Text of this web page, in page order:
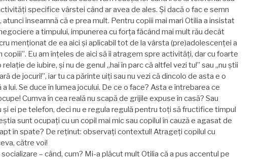
specifice vârstei când ar avea de ales. Şi dacă o fac e semn
atunci înseamnă că e prea mult. Pentru copiii mai mari Otilia a insistat
a timpului, impunerea cu forța făcând mai mult rău decât
menționat de ea aici şi aplicabil tot de la vârsta (pre)adolescenței a
copiii”. Eu am înțeles de aici să îi atragem spre activități, dar cu foarte
de iubire, şi nu de genul „hai în parc că altfel vezi tu!” sau „nu ştii
de jocuri!”, iar tu ca părinte uiți sau nu vezi că dincolo de asta e o
lui. Se duce în lumea jocului. De ce o face? Asta e întrebarea ce
Cumva în cea reală nu scapă de grijile expuse în casă? Sau
ei pe telefon, deci nu e regula regulă pentru toți să fructifice timpul
sunt ocupați cu un copil mai mic sau copilul în cauză e agasat de
în spate? De reținut: observați contextul! Atrageți copilul cu
către voi!
– când, cum? Mi-a plăcut mult Otilia că a pus accentul pe